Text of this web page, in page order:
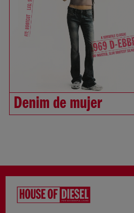
Denim de mujer